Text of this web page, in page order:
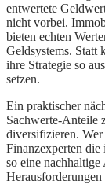
entwertete
nicht vorbei.
bieten echten
Geldsystems. Statt
ihre Strategie so
setzen.
Ein praktischer
Sachwerte-Anteile
diversifizieren.
Finanzexperten
so eine
Herausforderungen